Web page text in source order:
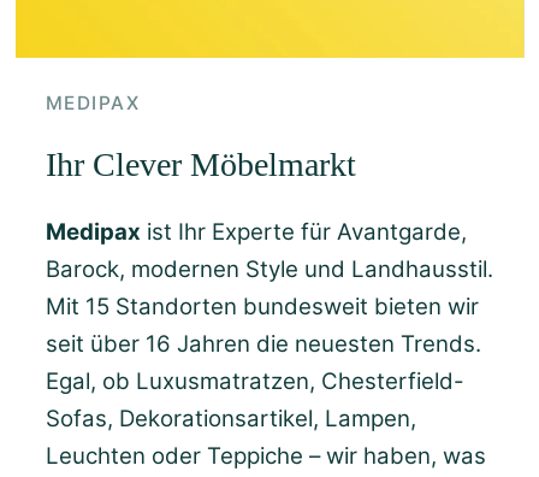
MEDIPAX
Ihr Clever Möbelmarkt
Medipax ist Ihr Experte für Avantgarde,
Barock, modernen Style und Landhausstil.
Mit 15 Standorten bundesweit bieten wir
seit über 16 Jahren die neuesten Trends.
Egal, ob Luxusmatratzen, Chesterfield-
Sofas, Dekorationsartikel, Lampen,
Leuchten oder Teppiche – wir haben, was